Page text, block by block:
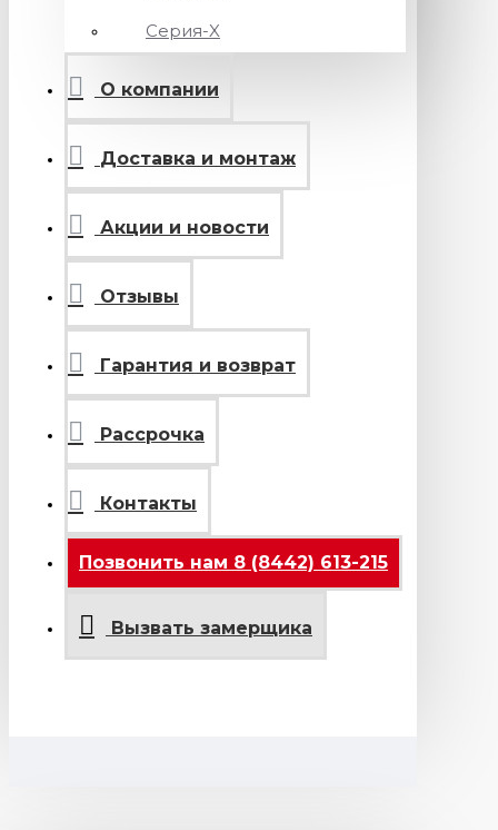
Серия-X
О компании
Доставка и монтаж
Акции и новости
Отзывы
Гарантия и возврат
Рассрочка
Контакты
Позвонить нам 8 (8442) 613-215
Вызвать замерщика